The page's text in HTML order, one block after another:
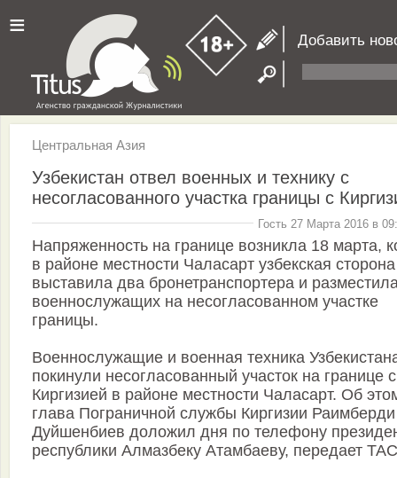
≡ Добавить
Центральная Азия
Узбекистан отвел военных и технику с
несогласованного участка границы с
Гость 27 Марта 2016 в
Напряженность на границе возникла 18 марта,
в районе местности Чаласарт узбекская сторона
выставила два бронетранспортера и
военнослужащих на несогласованном участке
границы.
Военнослужащие и военная техника
покинули несогласованный участок на границе с
Киргизией в районе местности Чаласарт. Об
глава Пограничной службы Киргизии Раимберди
Дуйшенбиев доложил дня по телефону
республики Алмазбеку Атамбаеву, передает